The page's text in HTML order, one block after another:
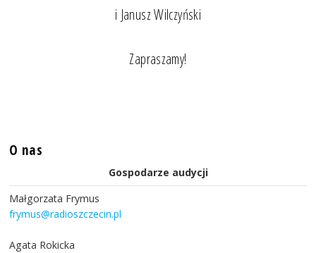
i Janusz Wilczyński
Zapraszamy!
O nas
Gospodarze audycji
Małgorzata Frymus
frymus@radioszczecin.pl
Agata Rokicka